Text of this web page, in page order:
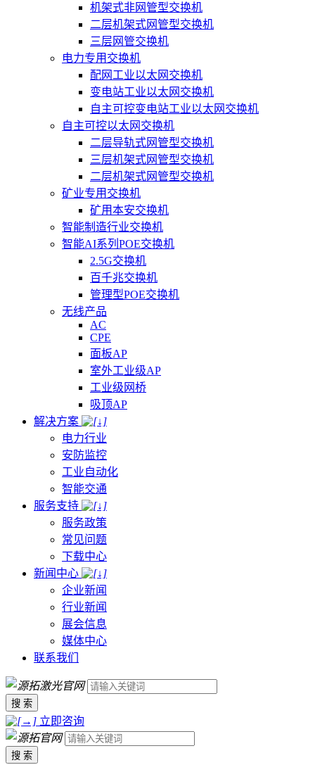
机架式非网管型交换机
二层机架式网管型交换机
三层网管交换机
电力专用交换机
配网工业以太网交换机
变电站工业以太网交换机
自主可控变电站工业以太网交换机
自主可控以太网交换机
二层导轨式网管型交换机
三层机架式网管型交换机
二层机架式网管型交换机
矿业专用交换机
矿用本安交换机
智能制造行业交换机
智能AI系列POE交换机
2.5G交换机
百千兆交换机
管理型POE交换机
无线产品
AC
CPE
面板AP
室外工业级AP
工业级网桥
吸顶AP
解决方案
电力行业
安防监控
工业自动化
智能交通
服务支持
服务政策
常见问题
下载中心
新闻中心
企业新闻
行业新闻
展会信息
媒体中心
联系我们
搜 索
立即咨询
搜 索